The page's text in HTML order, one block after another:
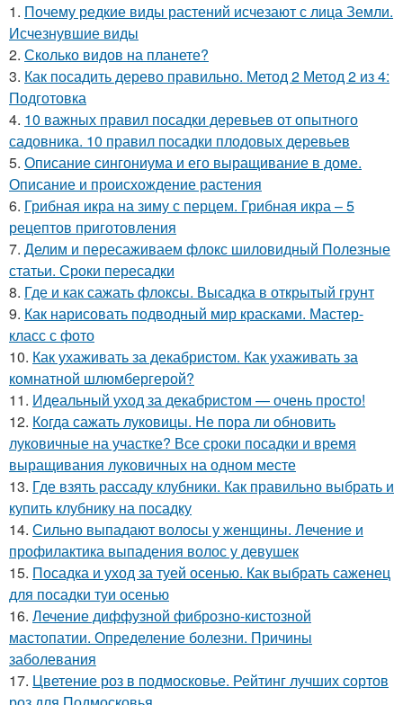
1. Почему редкие виды растений исчезают с лица Земли.
Исчезнувшие виды
2. Сколько видов на планете?
3. Как посадить дерево правильно. Метод 2 Метод 2 из 4:
Подготовка
4. 10 важных правил посадки деревьев от опытного
садовника. 10 правил посадки плодовых деревьев
5. Описание сингониума и его выращивание в доме.
Описание и происхождение растения
6. Грибная икра на зиму с перцем. Грибная икра – 5
рецептов приготовления
7. Делим и пересаживаем флокс шиловидный Полезные
статьи. Сроки пересадки
8. Где и как сажать флоксы. Высадка в открытый грунт
9. Как нарисовать подводный мир красками. Мастер-
класс с фото
10. Как ухаживать за декабристом. Как ухаживать за
комнатной шлюмбергерой?
11. Идеальный уход за декабристом — очень просто!
12. Когда сажать луковицы. Не пора ли обновить
луковичные на участке? Все сроки посадки и время
выращивания луковичных на одном месте
13. Где взять рассаду клубники. Как правильно выбрать и
купить клубнику на посадку
14. Сильно выпадают волосы у женщины. Лечение и
профилактика выпадения волос у девушек
15. Посадка и уход за туей осенью. Как выбрать саженец
для посадки туи осенью
16. Лечение диффузной фиброзно-кистозной
мастопатии. Определение болезни. Причины
заболевания
17. Цветение роз в подмосковье. Рейтинг лучших сортов